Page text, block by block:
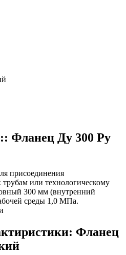
Фланец Ду 300 Ру
присоединения
или технологическому
300 мм (внутренний
среды 1,0 МПа.
Фланец